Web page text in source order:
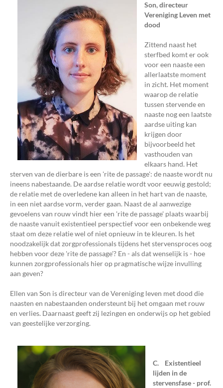
Son, directeur
Vereniging Leven met
dood
Zittend naast het
sterfbed komt er ook
voor een naaste een
allerlaatste moment
in zicht. Het moment
waarop de relatie
tussen stervende en
naaste nog een laatste
aardse uiting kan
krijgen door
bijvoorbeeld het
vasthouden van
elkaars hand. Het
sterven van de dierbare is een 'rite de passage': de naaste wordt nu
ineens nabestaande. De aardse relatie wordt voor eeuwig gestold;
de relatie met de overledene kan alleen in het hart van de naaste,
in een niet aardse vorm, verder gaan. Naast de al aanwezige
gevoelens van rouw vindt hier een 'rite de passage' plaats waarbij
de naaste vanuit existentieel perspectief voor een onbekende weg
staat om deze relatie wel of niet opnieuw in te kleuren. Is het
noodzakelijk dat zorgprofessionals tijdens het stervensproces oog
hebben voor deze 'rite de passage'? En - als dat wenselijk is - hoe
kunnen zorgprofessionals hier op pragmatische wijze invulling
aan geven?
Ellen van Son is directeur van de Vereniging leven met dood die
naasten en nabestaanden ondersteunt bij het omgaan met rouw
en verlies. Daarnaast geeft zij lezingen en onderwijs op het gebied
van geestelijke verzorging.
C. Existentieel
lijden in de
stervensfase - prof.